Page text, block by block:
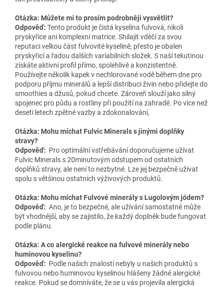
Otázka: Můžete mi to prosím podrobněji vysvětlit?
Odpověď: Tento produkt je čistá kyselina fulvová, nikoli
pryskyřice ani komplexní matrice. Shilajit vděčí za svou
reputaci velkou část fulvovité kyselině, přesto je obalen
pryskyřicí a řadou dalších variabilních složek. S naší tekutinou
získáte aktivní profil přímo, spolehlivě a konzistentně.
Používejte několik kapek v nechlorované vodě během dne pro
podporu příjmu minerálů a lepší distribuci živin nebo přidejte do
smoothies a džusů, pokud chcete. Zároveň slouží jako silný
spojenec pro půdu a rostliny při použití na zahradě. Po více než
deseti letech zpětné vazby a zdokonalování,
Otázka: Mohu míchat Fulvic Minerals s jinými doplňky
stravy?
Odpověď: Pro optimální vstřebávání doporučujeme užívat
Fulvic Minerals s 20minutovým odstupem od ostatních
doplňků stravy, ale není to nezbytné. Lze jej bezpečně užívat
spolu s většinou ostatních výživových produktů.
Otázka: Mohu míchat Fulvové minerály s Lugolovým jódem?
Odpověď: Ano, je to bezpečné, ale užívání samostatně může
být vhodnější, aby se zajistilo, že každý doplněk bude fungovat
podle plánu.
Otázka: A co alergické reakce na fulvové minerály nebo
huminovou kyselinu?
Odpověď: Podle našich znalostí nebyly u našich produktů s
fulvovou nebo huminovou kyselinou hlášeny žádné alergické
reakce. Pokud se domníváte, že se u vás projevila alergická